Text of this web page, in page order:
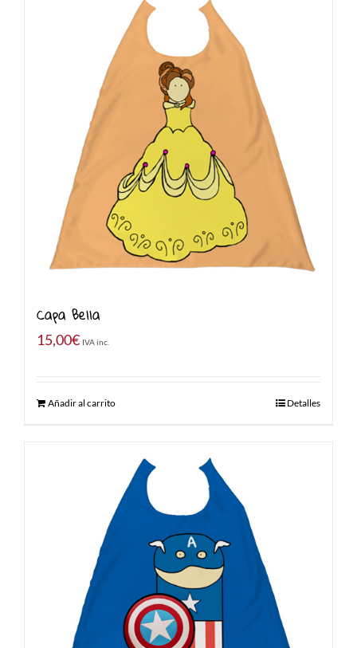
Capa Bella
15,00€ IVA inc.
Añadir al carrito Detalles